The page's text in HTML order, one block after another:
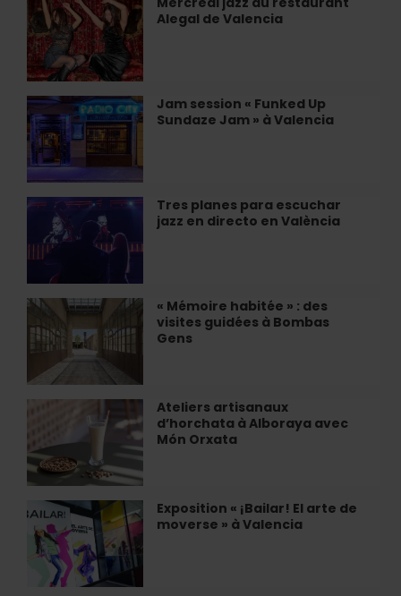
restaurant
Alegal
de
València
Alegal de Valencia
Mercredi
jazz
au
restaurant
Alegal
de
Valencia
Jam session « Funked Up
Sundaze Jam » à Valencia
Jam
session
«
Funked
Up
Sundaze
Jam
à
Valencia
Tres planes para escuchar
jazz en directo en València
Tres
planes
para
escuchar
jazz
en
en
València
« Mémoire habitée » : des
visites guidées à Bombas
Gens
«
Mémoire
habitée
:
des
guidées
à
Bombas
Ateliers artisanaux
d’horchata à Alboraya avec
Món Orxata
Ateliers
artisanaux
d’horchata
à
Alboraya
avec
Món
Orxata
Exposition « ¡Bailar! El arte de
moverse » à Valencia
Exposition
¡Bailar!
arte